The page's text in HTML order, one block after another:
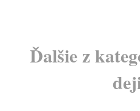
Ďalšie z